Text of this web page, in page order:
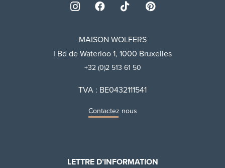
MAISON WOLFERS
I Bd de Waterloo 1, 1000 Bruxelles
+32 (0)2 513 61 50
TVA : BE0432111541
Contactez nous
LETTRE D’INFORMATION